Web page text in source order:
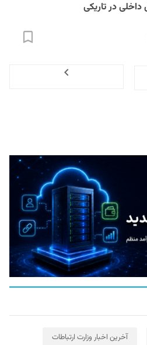
داخلی در تاریکی
آخرین اخبار وزارت ارتباطات